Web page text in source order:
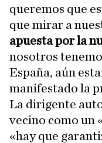
queremos que
que mirar a
apuesta por la
nosotros
España, aún
manifestado la
La dirigente
vecino como un
«hay que